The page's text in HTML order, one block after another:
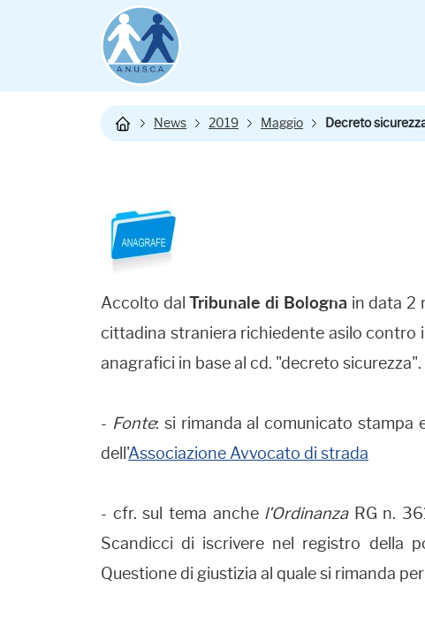
News 2019 Maggio Decreto
Accolto dalTribunale di Bologna in data 2
cittadina straniera richiedente asilo contro
anagrafici in base al cd. "decreto sicurezza".
- Fonte: si rimanda al comunicato stampa
dell'Associazione Avvocato di strada
- cfr. sul tema anche l'Ordinanza RG n.
Scandicci di iscrivere nel registro della
Questione di giustizia al quale si rimanda